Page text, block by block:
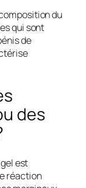
du
qui sont
de
des
est
réaction